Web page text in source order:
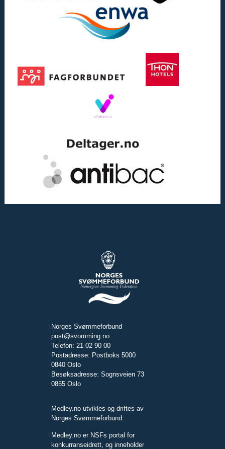
Norges Svømmeforbund
post@svomming.no
Telefon: 21 02 90 00
Postadresse: Postboks 5000
0840 Oslo
Besøksadresse: Sognsveien 73
0855 Oslo
Medley.no utvikles og driftes av
Norges Svømmeforbund.
Medley.no er NSFs portal for
konkurranseidrett, og inneholder